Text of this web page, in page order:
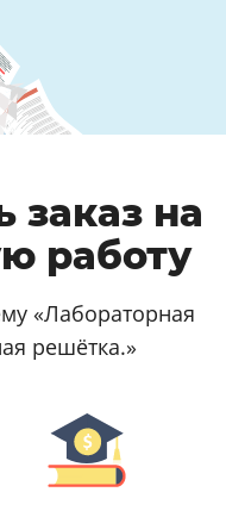
заказ на
работу
«Лабораторная
решётка.»